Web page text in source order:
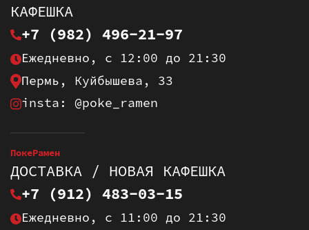
КАФЕШКА
+7 (982) 496-21-97
Ежедневно, с 12:00 до 21:30
Пермь, Куйбышева, 33
insta: @poke_ramen
ПокеРамен
ДОСТАВКА / НОВАЯ КАФЕШКА
+7 (912) 483-03-15
Ежедневно, с 11:00 до 21:30